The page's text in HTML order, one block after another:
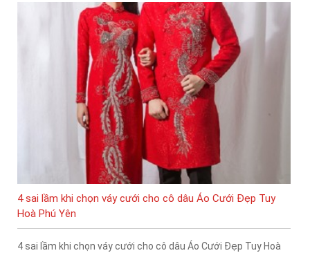
4 sai lầm khi chọn váy cưới cho cô dâu Áo Cưới Đẹp Tuy
Hoà Phú Yên
4 sai lầm khi chọn váy cưới cho cô dâu Áo Cưới Đẹp Tuy Hoà